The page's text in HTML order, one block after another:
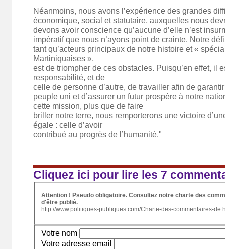
Néanmoins, nous avons l’expérience des grandes
économique, social et statutaire, auxquelles nous
devons avoir conscience qu’aucune d’elle n’est
impératif que nous n’ayons point de crainte. Notre
tant qu’acteurs principaux de notre histoire et «
Martiniquaises »,
est de triompher de ces obstacles. Puisqu’en effet, il
responsabilité, et de
celle de personne d’autre, de travailler afin de
peuple uni et d’assurer un futur prospère à notre
cette mission, plus que de faire
briller notre terre, nous remporterons une victoire
égale : celle d’avoir
contribué au progrès de l’humanité."
Cliquez ici pour lire les 7
Attention ! Pseudo obligatoire. Consultez notre charte des
d'être publié.
http://www.politiques-publiques.com/Charte-des-commentaires-
Votre nom
Votre adresse email